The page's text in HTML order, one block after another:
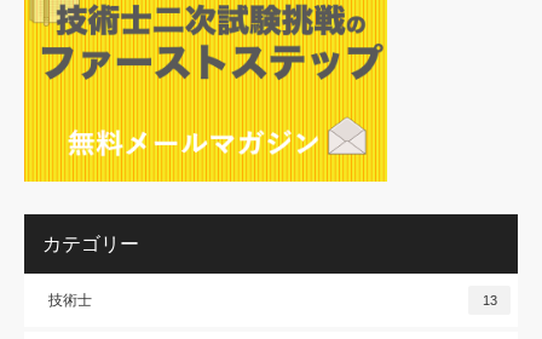
カテゴリー
技術士 13